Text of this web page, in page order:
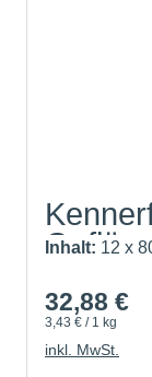
Inhalt: 12 x
32,88 €
3,43 € / 1 kg
inkl. MwSt.